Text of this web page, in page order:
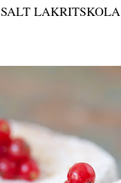
SALT LAKRITSKOLA